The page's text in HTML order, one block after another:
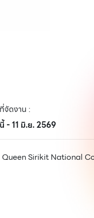
จัดงาน :
- 11 มิ.ย. 2569
Queen Sirikit National